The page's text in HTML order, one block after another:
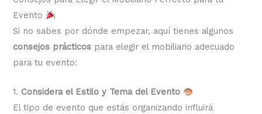
Evento
Si no sabes por dónde empezar, aquí tienes algunos
consejos prácticos para elegir el mobiliario adecuado
para tu evento:
1. Considera el Estilo y Tema del Evento
El tipo de evento que estás organizando influirá